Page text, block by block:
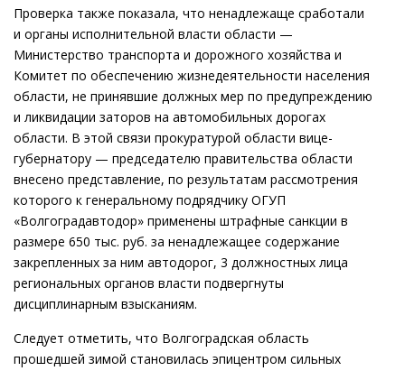
Проверка также показала, что ненадлежаще сработали
и органы исполнительной власти области —
Министерство транспорта и дорожного хозяйства и
Комитет по обеспечению жизнедеятельности населения
области, не принявшие должных мер по предупреждению
и ликвидации заторов на автомобильных дорогах
области. В этой связи прокуратурой области вице-
губернатору — председателю правительства области
внесено представление, по результатам рассмотрения
которого к генеральному подрядчику ОГУП
«Волгоградавтодор» применены штрафные санкции в
размере 650 тыс. руб. за ненадлежащее содержание
закрепленных за ним автодорог, 3 должностных лица
региональных органов власти подвергнуты
дисциплинарным взысканиям.
Следует отметить, что Волгоградская область
прошедшей зимой становилась эпицентром сильных